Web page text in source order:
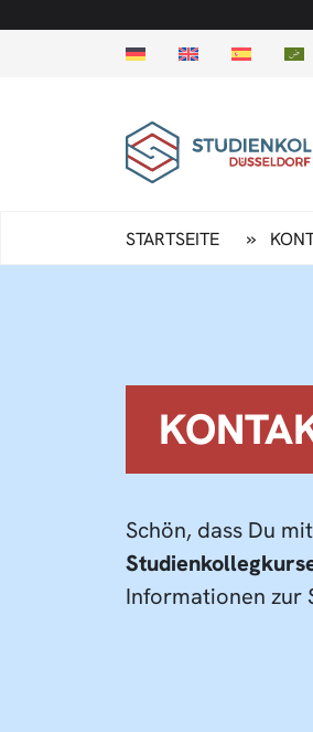
STARTSEITE »
Schön, dass Du
Informationen zur